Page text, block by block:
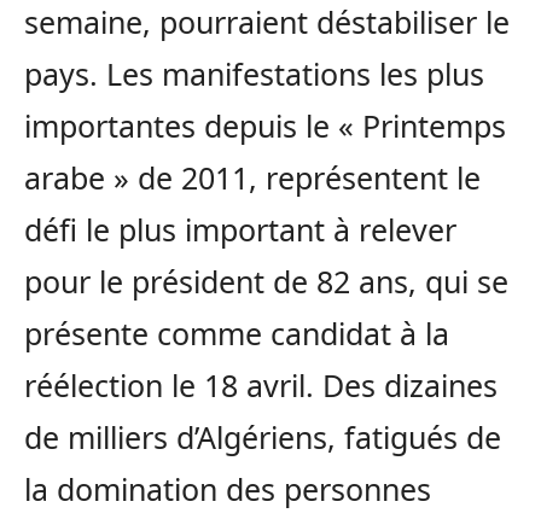
semaine, pourraient déstabiliser le
pays. Les manifestations les plus
importantes depuis le « Printemps
arabe » de 2011, représentent le
défi le plus important à relever
pour le président de 82 ans, qui se
présente comme candidat à la
réélection le 18 avril. Des dizaines
de milliers d’Algériens, fatigués de
la domination des personnes